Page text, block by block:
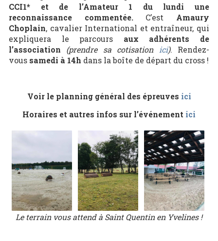
CCI1* et de l’Amateur 1 du lundi une
reconnaissance commentée.C’est Amaury
Choplain, cavalier International et entraîneur, qui
expliquera le parcours aux adhérents de
l’association (prendre sa cotisationici). Rendez-
vous samedi à 14h dans la boîte de départ du cross !
Voir le planning général des épreuves ici
Horaires et autres infos sur l’événement ici
Le terrain vous attend à Saint Quentin en Yvelines !